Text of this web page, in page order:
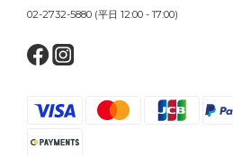
02-2732-5880 (平日 12:00 - 17:00)